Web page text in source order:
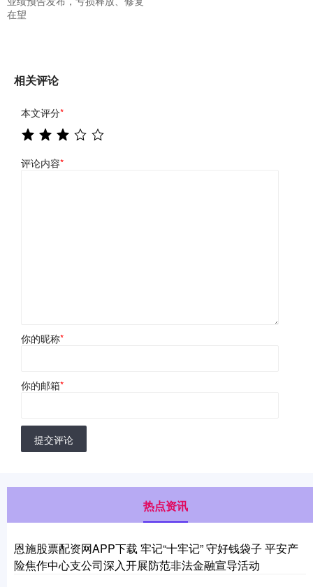
在望
相关评论
本文评分*
评论内容*
你的昵称*
你的邮箱*
提交评论
热点资讯
恩施股票配资网APP下载 牢记“十牢记” 守好钱袋子 平安产
险焦作中心支公司深入开展防范非法金融宣导活动